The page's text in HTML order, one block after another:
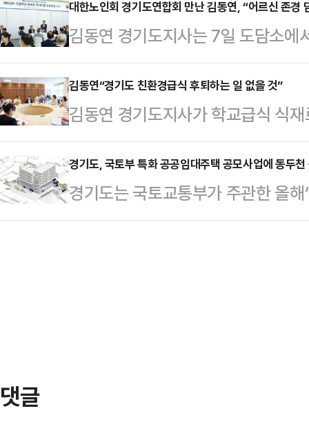
고 8일 밝혔다.이는 체불 접수 규
해 같은 기간(2024년 1월~7월)
40건 증가(18→58건)한 수치로, 도
소가 늘어난 것이 주된 원인이라고
모는 각각 33억4400만원, 10억
대한노인회 경기도연합회 만난 김동연, “어르신 존경
김동연 경기도지사는 7일 도담소에
등 37명의 회장단을 만나 ‘어르신
해 소통했다.김 지사는 “올 여름 몹
무더위쉼터, 취약계층 냉방비 212
도 혜택을 보실 수 있지 않을까 싶
드린 것들 잘 실천에 옮기고 있다.
저희가 최우수상을 받았고, 광역
600명 정도…
김동연“경기도 친환경급식 후퇴하는 일 없을 것”
김동연 경기도지사가 학교급식 식
청과 시민사회단체 공동대책위원
태희 교육감에 전화를 걸어 경기도
을 분명히 밝혔으며, 학교급식 식재
다. 공동대책위원회와 함께 하겠다
경기도, 국토부 특화 공공임대주택 공모사업에 동두
경기도는 국토교통부가 주관한 올
천과 포천의 지역제안형 특화주택
댓글